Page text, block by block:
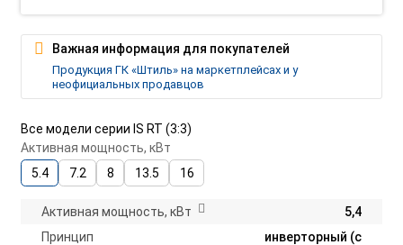
Все модели серии IS RT (3:3)
Активная мощность, кВт
5.4
7.2 8 13.5 16
Активная мощность, кВт
5,4
Принцип
инверторный (с
Важная информация для покупателей
Продукция ГК «Штиль» на маркетплейсах и у
неофициальных продавцов